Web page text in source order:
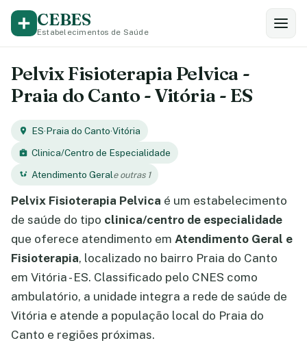
CEBES
Estabelecimentos de Saúde
Pelvix Fisioterapia Pelvica -
Praia do Canto - Vitória - ES
ES·Praia do Canto·Vitória
Clinica/Centro de Especialidade
Atendimento Gerale outras 1
Pelvix Fisioterapia Pelvica é um estabelecimento
de saúde do tipo clinica/centro de especialidade
que oferece atendimento em Atendimento Geral e
Fisioterapia, localizado no bairro Praia do Canto
em Vitória - ES. Classificado pelo CNES como
ambulatório, a unidade integra a rede de saúde de
Vitória e atende a população local do Praia do
Canto e regiões próximas.